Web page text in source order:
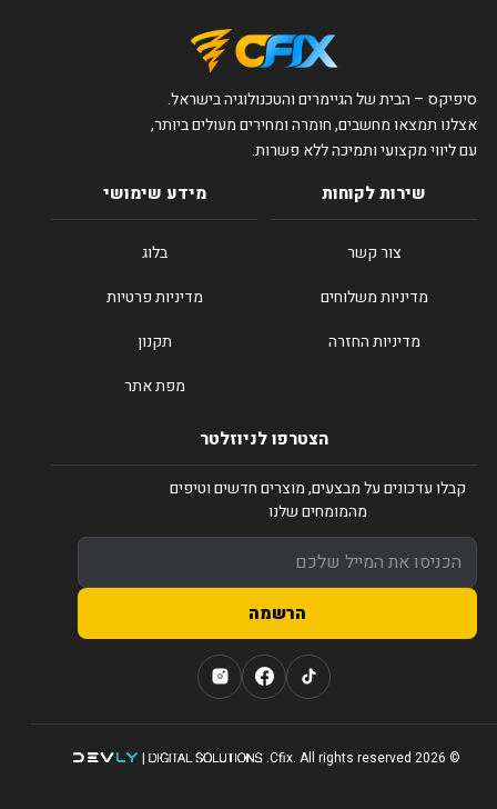
סיפיקס – הבית של הגיימרים והטכנולוגיה בישראל.
אצלנו תמצאו מחשבים, חומרה ומחירים מעולים ביותר,
עם ליווי מקצועי ותמיכה ללא פשרות.
שירות לקוחות
צור קשר
מדיניות משלוחים
מדיניות החזרה
מידע שימושי
בלוג
מדיניות פרטיות
תקנון
מפת אתר
הצטרפו לניוזלטר
קבלו עדכונים על מבצעים, מוצרים חדשים וטיפים
מהמומחים שלנו
הרשמה
© 2026 Cfix. All rights reserved.